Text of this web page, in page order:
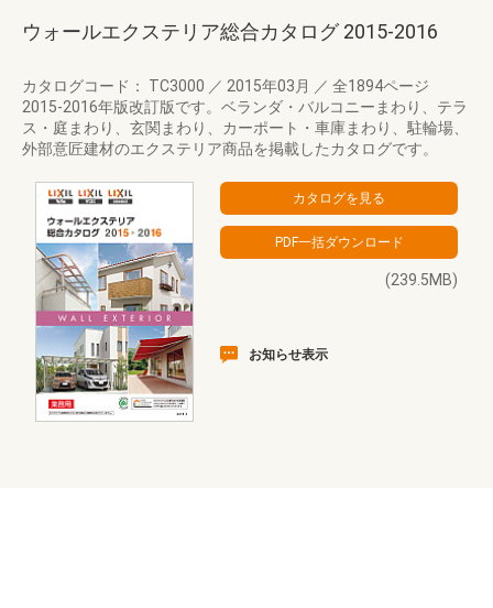
ウォールエクステリア総合カタログ 2015‐2016
カタログコード： TC3000 ／ 2015年03月 ／ 全1894ページ
2015-2016年版改訂版です。ベランダ・バルコニーまわり、テラ
ス・庭まわり、玄関まわり、カーポート・車庫まわり、駐輪場、
外部意匠建材のエクステリア商品を掲載したカタログです。
(239.5MB)
お知らせ表示